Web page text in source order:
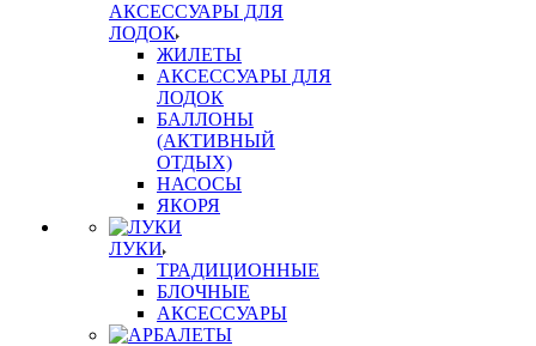
АКСЕССУАРЫ ДЛЯ
ЛОДОК
ЖИЛЕТЫ
АКСЕССУАРЫ ДЛЯ
ЛОДОК
БАЛЛОНЫ
(АКТИВНЫЙ
ОТДЫХ)
НАСОСЫ
ЯКОРЯ
ЛУКИ
ТРАДИЦИОННЫЕ
БЛОЧНЫЕ
АКСЕССУАРЫ